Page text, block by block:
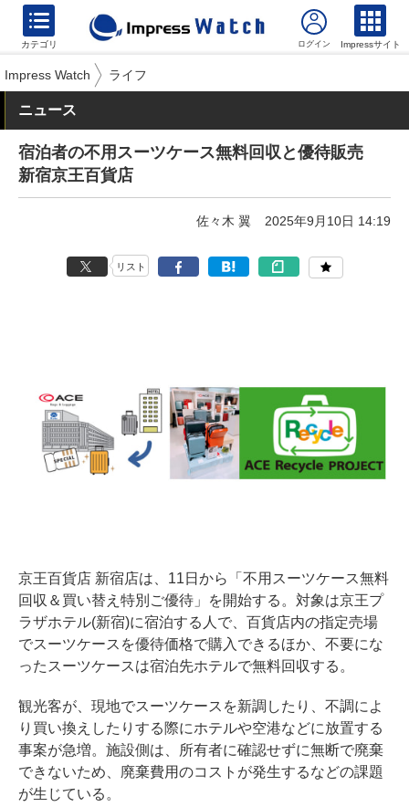
カテゴリ Impressサイト
Impress Watch ライフ
ニュース
宿泊者の不用スーツケース無料回収と優待販売
新宿京王百貨店
佐々木 翼 2025年9月10日 14:19
リスト
京王百貨店 新宿店は、11日から「不用スーツケース無料
回収＆買い替え特別ご優待」を開始する。対象は京王プ
ラザホテル(新宿)に宿泊する人で、百貨店内の指定売場
でスーツケースを優待価格で購入できるほか、不要にな
ったスーツケースは宿泊先ホテルで無料回収する。
観光客が、現地でスーツケースを新調したり、不調によ
り買い換えしたりする際にホテルや空港などに放置する
事案が急増。施設側は、所有者に確認せずに無断で廃棄
できないため、廃棄費用のコストが発生するなどの課題
が生じている。